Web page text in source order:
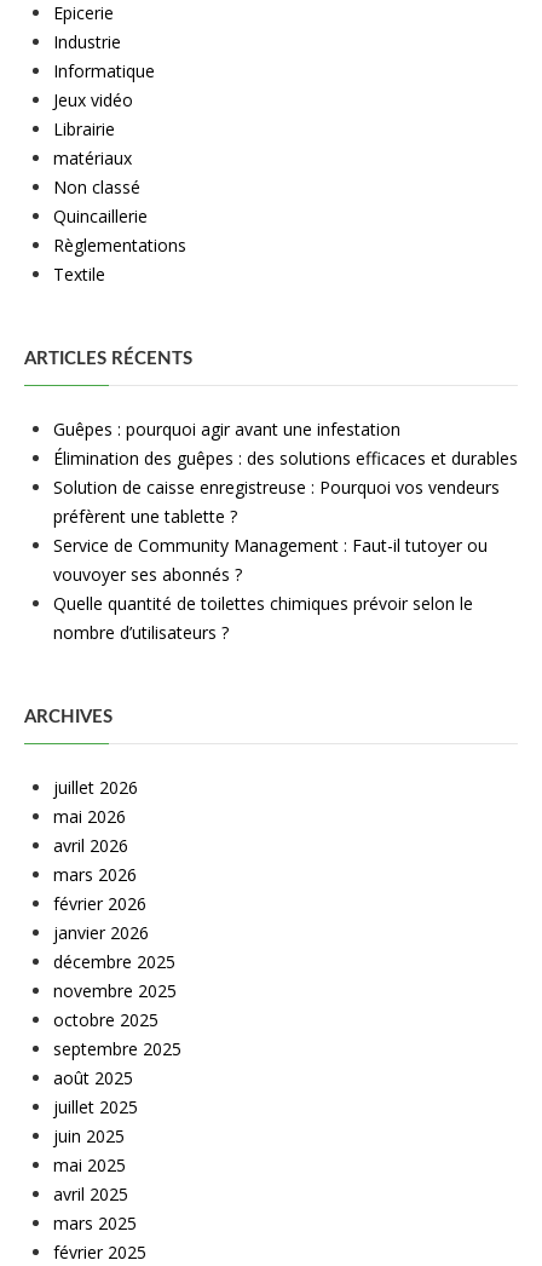
Epicerie
Industrie
Informatique
Jeux vidéo
Librairie
matériaux
Non classé
Quincaillerie
Règlementations
Textile
ARTICLES RÉCENTS
Guêpes : pourquoi agir avant une infestation
Élimination des guêpes : des solutions efficaces et durables
Solution de caisse enregistreuse : Pourquoi vos vendeurs
préfèrent une tablette ?
Service de Community Management : Faut-il tutoyer ou
vouvoyer ses abonnés ?
Quelle quantité de toilettes chimiques prévoir selon le
nombre d’utilisateurs ?
ARCHIVES
juillet 2026
mai 2026
avril 2026
mars 2026
février 2026
janvier 2026
décembre 2025
novembre 2025
octobre 2025
septembre 2025
août 2025
juillet 2025
juin 2025
mai 2025
avril 2025
mars 2025
février 2025